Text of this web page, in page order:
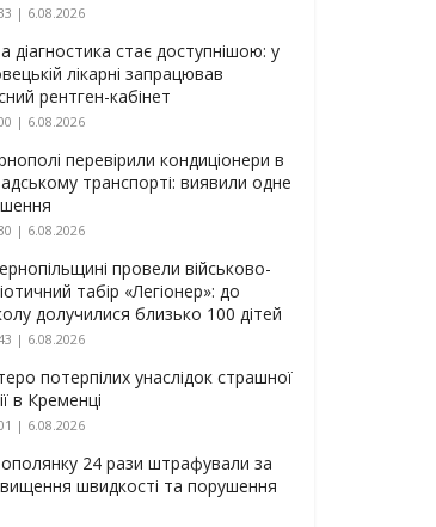
| 6.08.2026
діагностика стає доступнішою: у
лікарні запрацював
рентген-кабінет
| 6.08.2026
перевірили кондиціонери в
транспорті: виявили одне
| 6.08.2026
провели військово-
табір «Легіонер»: до
долучилися близько 100 дітей
| 6.08.2026
потерпілих унаслідок страшної
в Кременці
| 6.08.2026
24 рази штрафували за
швидкості та порушення